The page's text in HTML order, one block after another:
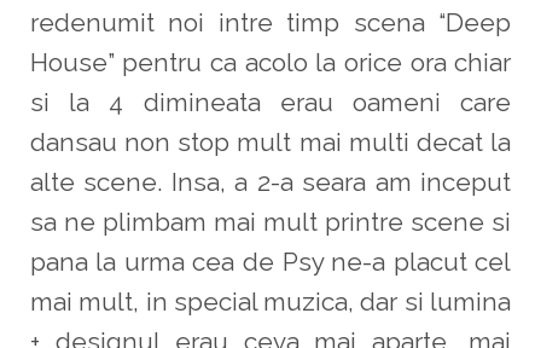
redenumit noi intre timp scena “Deep
House” pentru ca acolo la orice ora chiar
si la 4 dimineata erau oameni care
dansau non stop mult mai multi decat la
alte scene. Insa, a 2-a seara am inceput
sa ne plimbam mai mult printre scene si
pana la urma cea de Psy ne-a placut cel
mai mult, in special muzica, dar si lumina
+ designul erau ceva mai aparte, mai